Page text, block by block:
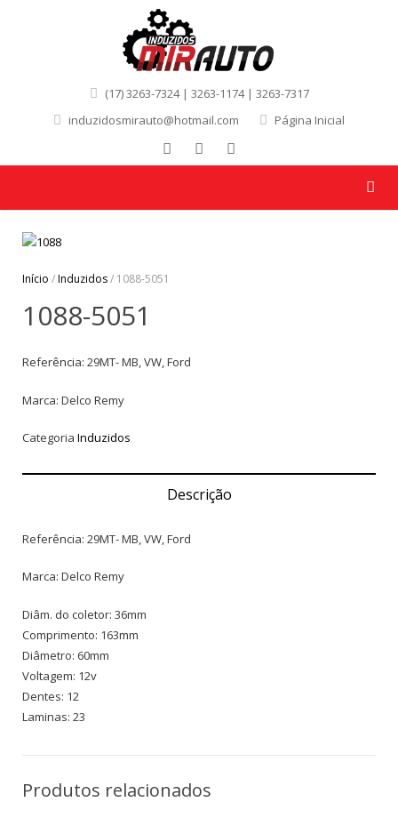
(17) 3263-7324 | 3263-1174 | 3263-7317
induzidosmirauto@hotmail.com
Página Inicial
Início /Induzidos/ 1088-5051
1088-5051
Referência: 29MT- MB, VW, Ford
Marca: Delco Remy
Categoria Induzidos
Descrição
Referência: 29MT- MB, VW, Ford
Marca: Delco Remy
Diâm. do coletor: 36mm
Comprimento: 163mm
Diâmetro: 60mm
Voltagem: 12v
Dentes: 12
Laminas: 23
Produtos relacionados